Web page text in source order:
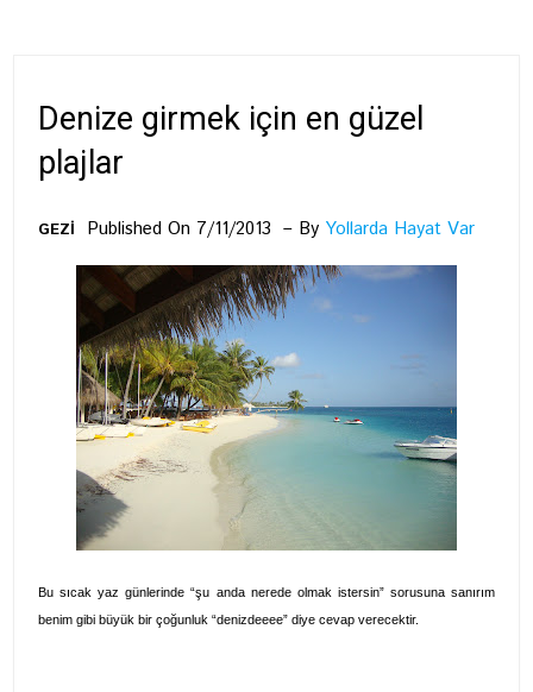
Denize girmek için en güzel
plajlar
GEZİ Published On 7/11/2013 By Yollarda Hayat Var
Bu sıcak yaz günlerinde “şu anda nerede olmak istersin” sorusuna sanırım
benim gibi büyük bir çoğunluk “denizdeeee” diye cevap verecektir.